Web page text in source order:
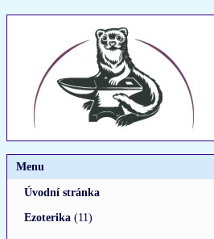
Menu
Úvodní stránka
Ezoterika (11)